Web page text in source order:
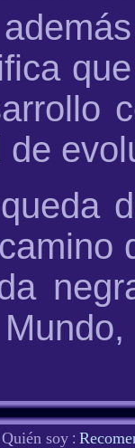
de
Quién soy :